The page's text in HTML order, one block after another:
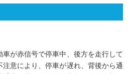
が赤信号で停車中、後方を走行して
意により、停車が遅れ、背後から通